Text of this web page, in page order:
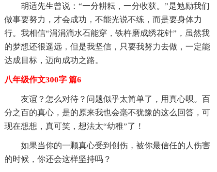
胡适先生曾说：“一分耕耘，一分收获。”是勉励我们
做事要努力，才会成功，不能光说不练，而是要身体力
行。我相信“涓涓滴水石能穿，铁杵磨成绣花针”，虽然我
的梦想还很遥远，但是我坚信，只要我努力去做，一定能
达成目标，迈向成功之路。
八年级作文300字 篇6
友谊？怎么对待？问题似乎太简单了，用真心呗。百
分之百的真心，是的原来我也会毫不犹豫的这么回答，可
现在想想，真可笑，想法太“幼稚”了！
如果当你的一颗真心受到创伤，被你最信任的人伤害
的时候，你还会这样坚持吗？